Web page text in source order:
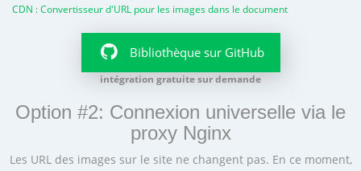
CDN : Convertisseur d'URL pour les images dans le document
Bibliothèque sur GitHub
intégration gratuite sur demande
Option #2: Connexion universelle via le
proxy Nginx
Les URL des images sur le site ne changent pas. En ce moment,